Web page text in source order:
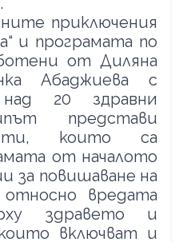
приключения
и програмата по
от Диляна
Абаджиева с
над 20 здравни
представи
които са
от началото
за повишаване на
вредата
здравето и
включват и